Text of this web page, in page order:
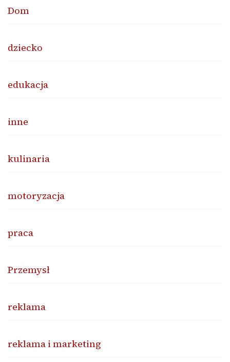
Dom
dziecko
edukacja
inne
kulinaria
motoryzacja
praca
Przemysł
reklama
reklama i marketing